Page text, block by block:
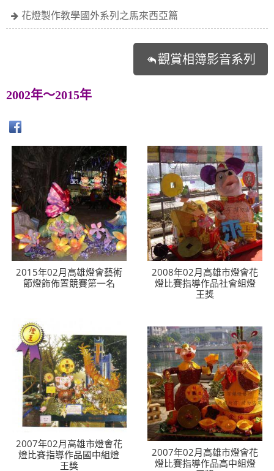
花燈製作教學國外系列之馬來西亞篇
觀賞相簿影音系列
2002年～2015年
2015年02月高雄燈會藝術
節燈飾佈置競賽第一名
2008年02月高雄市燈會花
燈比賽指導作品社會組燈
王獎
2007年02月高雄市燈會花
燈比賽指導作品國中組燈
王獎
2007年02月高雄市燈會花
燈比賽指導作品高中組燈